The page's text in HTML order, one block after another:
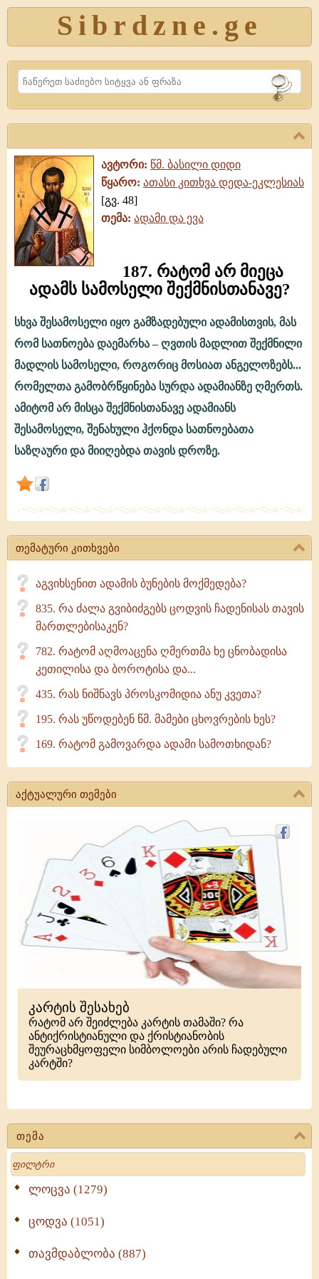
Sibrdzne.ge
Search
თემა
Search
ლოცვა (1279)
ცოდვა (1051)
თავმდაბლობა (887)
ავტორი: წმ. ბასილი დიდი
წყარო: ათასი კითხვა დედა-ეკლესიას
[გვ. 48]
თემა: ადამი და ევა
187. რატომ არ მიეცა
ადამს სამოსელი შექმნისთანავე?
რატომ
არ
მიეცა
ადამს
სამოსელი
სხვა შესამოსელი იყო გამზადებული ადამისთვის, მას
რომ სათნოება დაემარხა – ღვთის მადლით შექმნილი
მადლის სამოსელი, როგორიც მოსიათ ანგელოზებს...
რომელთა გამობრწყინება სურდა ადამიანზე ღმერთს.
ამიტომ არ მისცა შექმნისთანავე ადამიანს
შესამოსელი, შენახული ჰქონდა სათნოებათა
საზღაური და მიიღებდა თავის დროზე.
თემატური კითხვები
აგვიხსენით ადამის ბუნების მოქმედება?
835. რა ძალა გვიბიძგებს ცოდვის ჩადენისას თავის
მართლებისაკენ?
782. რატომ აღმოაცენა ღმერთმა ხე ცნობადისა
კეთილისა და ბოროტისა და...
435. რას ნიშნავს პროსკომიდია ანუ კვეთა?
195. რას უწოდებენ წმ. მამები ცხოვრების ხეს?
169. რატომ გამოვარდა ადამი სამოთხიდან?
აქტუალური თემები
კარტის შესახებ
რატომ არ შეიძლება კარტის თამაში? რა
ანტიქრისტიანული და ქრისტიანობის
შეურაცხმყოფელი სიმბოლოები არის ჩადებული
კარტში?